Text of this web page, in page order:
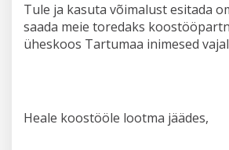
Tule ja kasuta võimalust esitada
saada meie toredaks
üheskoos Tartumaa inimesed
Heale koostööle lootma jäädes,